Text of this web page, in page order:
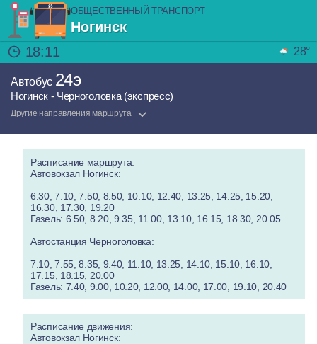
ОБЩЕСТВЕННЫЙ ТРАНСПОРТ
Ногинск
18:11
28°
Автобус 24э
Ногинск - Черноголовка (экспресс)
Другие направления маршрута
Расписание маршрута:
Автовокзал Ногинск:
6.30, 7.10, 7.50, 8.50, 10.10, 12.40, 13.25, 14.25, 15.20,
16.30, 17.30, 19.20
Газель: 6.50, 8.20, 9.35, 11.00, 13.10, 16.15, 18.30, 20.05
Автостанция Черноголовка:
7.10, 7.55, 8.35, 9.40, 11.10, 13.25, 14.10, 15.10, 16.10,
17.15, 18.15, 20.00
Газель: 7.40, 9.00, 10.20, 12.00, 14.00, 17.00, 19.10, 20.40
Расписание движения:
Автовокзал Ногинск: